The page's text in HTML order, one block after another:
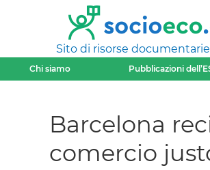
Sito di risorse
Chi siamo Pubblicazioni
Barcelona
comercio